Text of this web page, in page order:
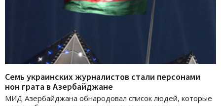
Семь украинских журналистов стали персонами
нон грата в Азербайджане
МИД Азербайджана обнародовал список людей, которые